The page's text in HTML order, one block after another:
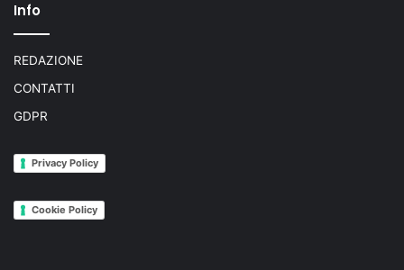
Info
REDAZIONE
CONTATTI
GDPR
Privacy Policy
Cookie Policy